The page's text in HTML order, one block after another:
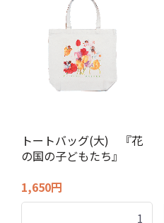
トートバッグ(大) 『花
の国の子どもたち』
1,650円